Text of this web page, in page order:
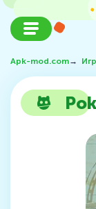
Apk-mod.com→